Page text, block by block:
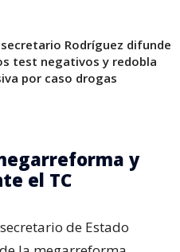
Rodríguez difunde
test negativos y redobla
por caso drogas
y
el TC
de Estado